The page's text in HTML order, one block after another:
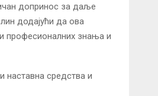
допринос за даље
додајући да ова
професионалних знања и
наставна средства и